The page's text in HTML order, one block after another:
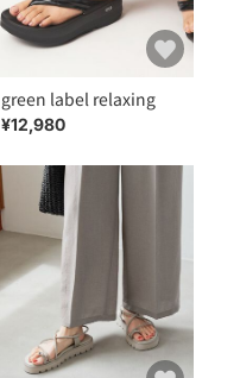
green label relaxing
¥12,980